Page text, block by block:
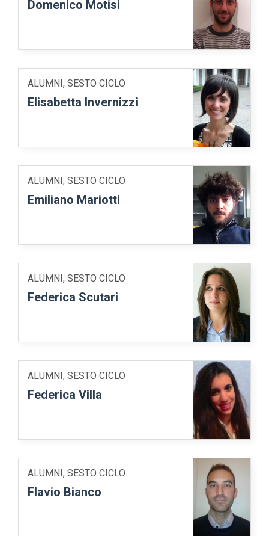
Domenico Motisi
ALUMNI, SESTO CICLO
Elisabetta Invernizzi
ALUMNI, SESTO CICLO
Emiliano Mariotti
ALUMNI, SESTO CICLO
Federica Scutari
ALUMNI, SESTO CICLO
Federica Villa
ALUMNI, SESTO CICLO
Flavio Bianco